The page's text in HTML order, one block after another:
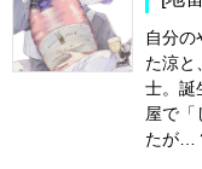
自分の
た涼と
士。誕
屋で「
たが…